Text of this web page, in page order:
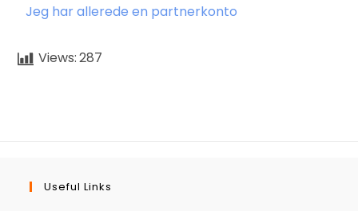
Jeg har allerede en partnerkonto
Views:287
Useful Links